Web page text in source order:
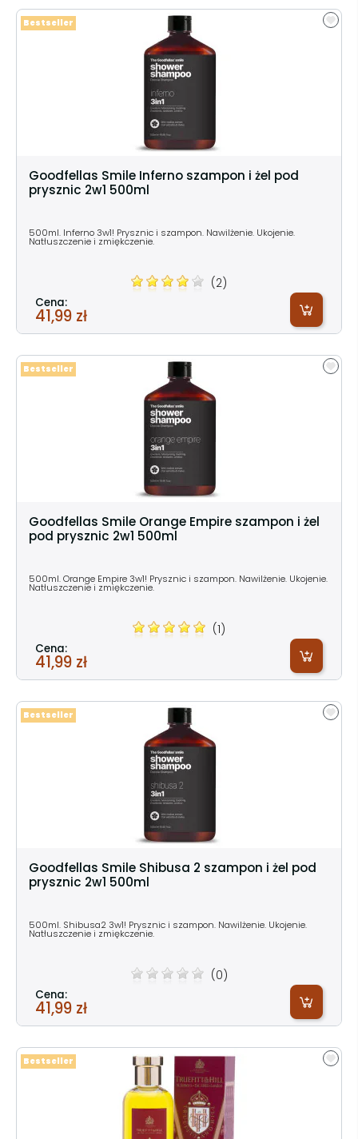
Goodfellas Smile Inferno szampon i żel pod
prysznic 2w1 500ml
500ml. Inferno 3w1! Prysznic i szampon. Nawilżenie. Ukojenie.
Natłuszczenie i zmiękczenie.
(2)
Cena:
41,99 zł
Bestseller
Goodfellas Smile Orange Empire szampon i żel
pod prysznic 2w1 500ml
500ml. Orange Empire 3w1! Prysznic i szampon. Nawilżenie. Ukojenie.
Natłuszczenie i zmiękczenie.
(1)
Cena:
41,99 zł
Bestseller
Goodfellas Smile Shibusa 2 szampon i żel pod
prysznic 2w1 500ml
500ml. Shibusa2 3w1! Prysznic i szampon. Nawilżenie. Ukojenie.
Natłuszczenie i zmiękczenie.
(0)
Cena:
41,99 zł
Bestseller
Bestseller